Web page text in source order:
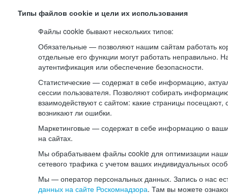
Типы файлов cookie и цели их использования
Файлы cookie бывают нескольких типов:
Обязательные — позволяют нашим сайтам работать
отдельные его функции могут работать неправильно.
аутентификация или обеспечение безопасности.
Статистические — содержат в себе информацию,
сессии пользователя. Позволяют собирать
взаимодействуют с сайтом: какие страницы посещают,
возникают ли ошибки.
Маркетинговые — содержат в себе информацию о
на сайтах.
Мы обрабатываем файлы cookie для оптимизации
сетевого трафика с учетом ваших индивидуальных
Мы — оператор персональных данных. Запись о нас
данных на сайте Роскомнадзора. Там вы можете